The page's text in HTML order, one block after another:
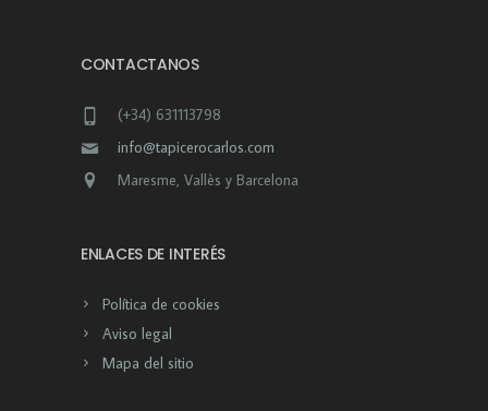
CONTACTANOS
(+34) 631113798
info@tapicerocarlos.com
Maresme, Vallès y Barcelona
ENLACES DE INTERÉS
Política de cookies
Aviso legal
Mapa del sitio